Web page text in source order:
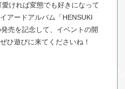
ければ変態でも好きになって
アードアルバム「HENSUKI
売を記念して、イベントの開
ひ遊びに来てくださいね！